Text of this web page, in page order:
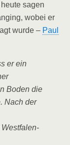
sagen
wobei er
wurde – Paul
er ein
Boden die
Nach der